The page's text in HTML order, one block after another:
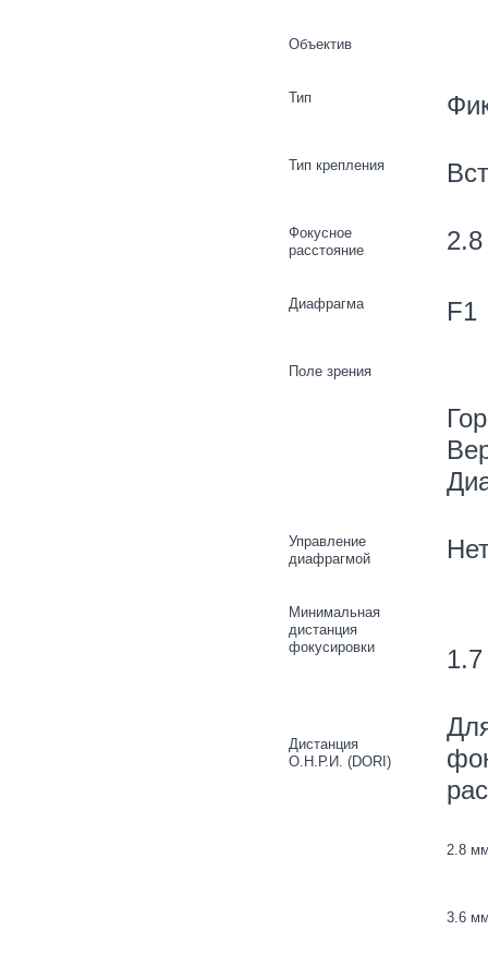
Объектив
Тип
Тип крепления
Фокусное
расстояние
Диафрагма F1
Поле зрения
Управление
диафрагмой
Минимальная
дистанция
фокусировки
Дистанция
О.Н.Р.И. (DORI)
2.8
3.6